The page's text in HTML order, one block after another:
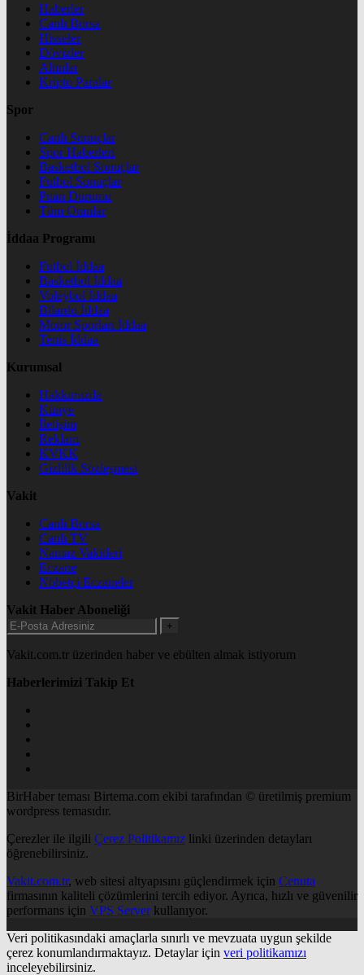
Haberler
Canlı Borsa
Hisseler
Dövizler
Altınlar
Kripto Paralar
Spor
Canlı Sonuçlar
Spor Haberleri
Basketbol Sonuçlar
Futbol Sonuçlar
Puan Durumu
Tüm Oranlar
İddaa Programı
Futbol İddaa
Basketbol İddaa
Voleybol İddaa
Bilardo İddaa
Motor Sporları İddaa
Tenis İddaa
Kurumsal
Hakkımızda
Künye
İletişim
Reklam
KVKK
Gizlilik Sözleşmesi
Vakit
Canlı Borsa
Canlı TV
Namaz Vakitleri
Eczane
Nöbetçi Eczaneler
Vakit Haber Aboneliği
+
Vakit.com.tr üzerinden haber ve ebülten almak istiyorum
Haberlerimizi Takip Et
BirHaber teması Birtema.com ekibi tarafından © üretilmiş premium
wordpress temasıdır.
Çerezler ile ilgili Çerez Politikamız linki üzerinden detayları
öğrenebilirsiniz.
Vakit.com.tr, web sitesi altyapısını güçlendirmek için Cenuta
firmasının kaliteli çözümlerini tercih ediyor. Ayrıca, hızlı ve güvenilir
performans için VPS Serverkullanıyor.
Veri politikasındaki amaçlarla sınırlı ve mevzuata uygun şekilde
çerez konumlandırmaktayız. Detaylar için veri politikamızı
inceleyebilirsiniz.